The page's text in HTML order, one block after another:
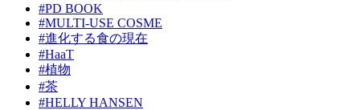
#PD BOOK
#MULTI-USE COSME
#進化する食の現在
#HaaT
#植物
#茶
#HELLY HANSEN